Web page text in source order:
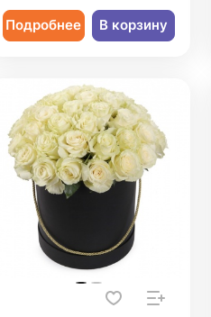
Подробнее В корзину